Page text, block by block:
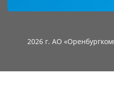
2026 г. АО